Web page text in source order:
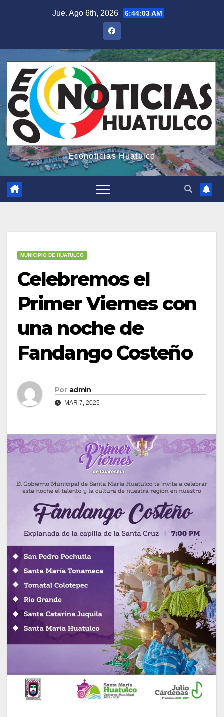
Jue. Ago 6th, 2026 6:44:04 AM
Econoticias Huatulco
MUNICIPIO DE HUATULCO
Celebremos el
Primer Viernes con
una noche de
Fandango Costeño
Por admin
MAR 7, 2025